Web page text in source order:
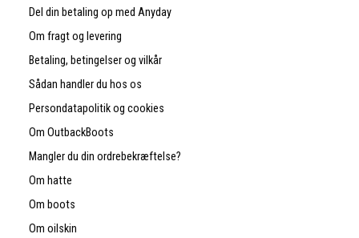
Del din betaling op med Anyday
Om fragt og levering
Betaling, betingelser og vilkår
Sådan handler du hos os
Persondatapolitik og cookies
Om OutbackBoots
Mangler du din ordrebekræftelse?
Om hatte
Om boots
Om oilskin